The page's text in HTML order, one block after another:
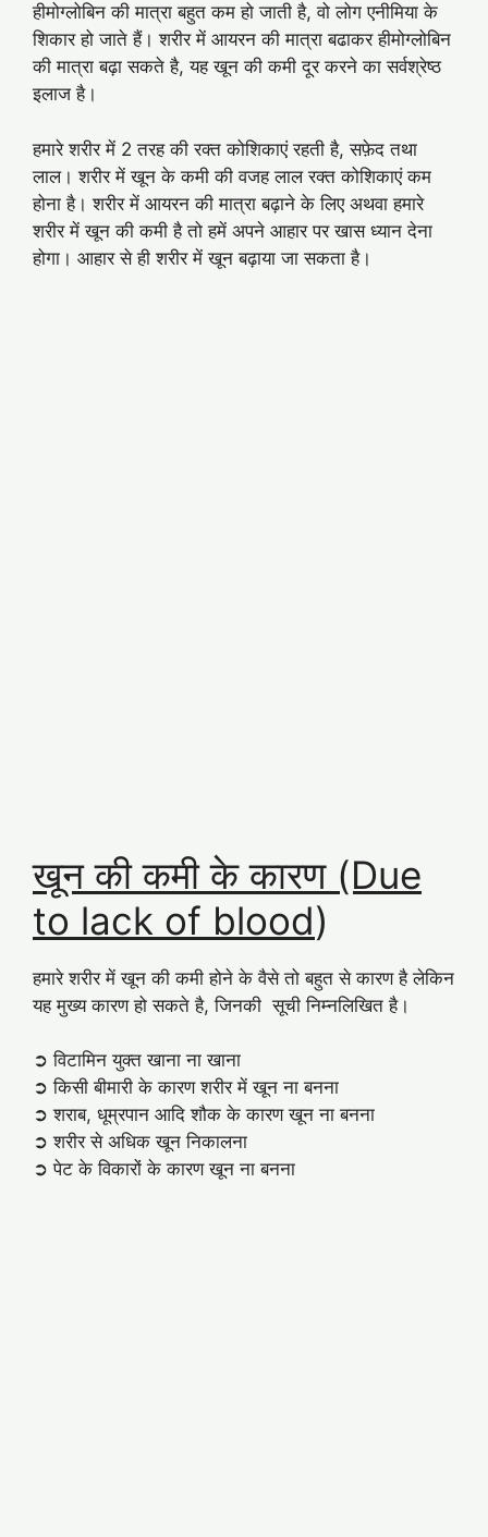
हीमोग्लोबिन की मात्रा बहुत कम हो जाती है, वो लोग एनीमिया के
शिकार हो जाते हैं। शरीर में आयरन की मात्रा बढाकर हीमोग्लोबिन
की मात्रा बढ़ा सकते है, यह खून की कमी दूर करने का सर्वश्रेष्ठ
इलाज है।
हमारे शरीर में 2 तरह की रक्त कोशिकाएं रहती है, सफ़ेद तथा
लाल। शरीर में खून के कमी की वजह लाल रक्त कोशिकाएं कम
होना है। शरीर में आयरन की मात्रा बढ़ाने के लिए अथवा हमारे
शरीर में खून की कमी है तो हमें अपने आहार पर खास ध्यान देना
होगा। आहार से ही शरीर में खून बढ़ाया जा सकता है।
खून की कमी के कारण (Due
to lack of blood)
हमारे शरीर में खून की कमी होने के वैसे तो बहुत से कारण है लेकिन
यह मुख्य कारण हो सकते है, जिनकी सूची निम्नलिखित है।
➲ विटामिन युक्त खाना ना खाना
➲ किसी बीमारी के कारण शरीर में खून ना बनना
➲ शराब, धूम्रपान आदि शौक के कारण खून ना बनना
➲ शरीर से अधिक खून निकालना
➲ पेट के विकारों के कारण खून ना बनना